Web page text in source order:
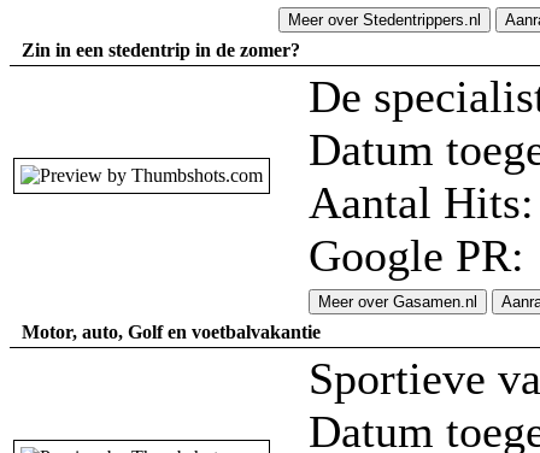
Meer over Stedentrippers.nl
Zin in een stedentrip in de zomer?
De
Datum
Aantal
Google PR:
Meer over Gasamen.nl
Motor, auto, Golf en voetbalvakantie
Sportieve
Datum